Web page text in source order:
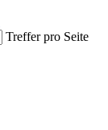
Treffer pro Seite